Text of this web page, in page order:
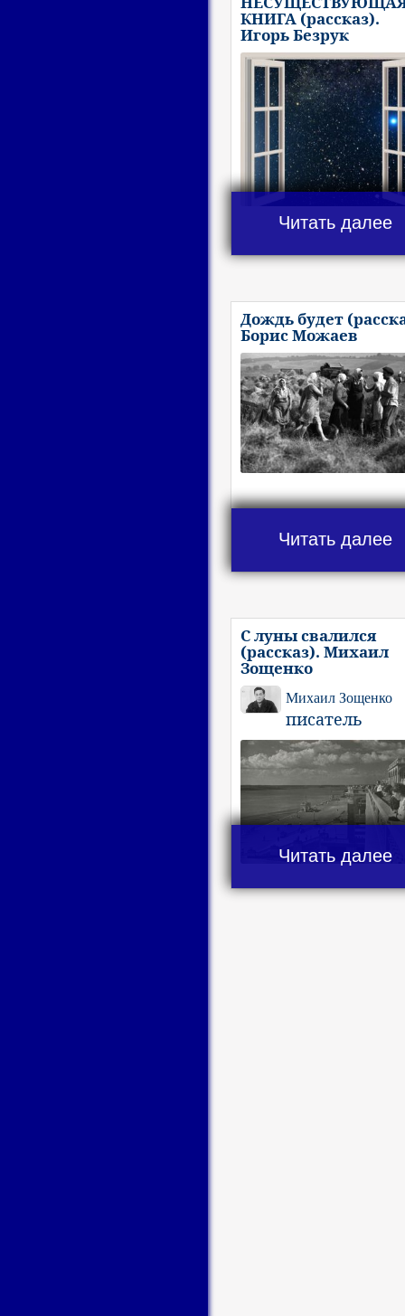
КНИГА (рассказ).
Игорь Безрук
Читать далее
Дождь будет
Борис Можаев
Читать далее
С луны свалился
(рассказ). Михаил
Зощенко
Михаил Зощенко
писатель
Читать далее